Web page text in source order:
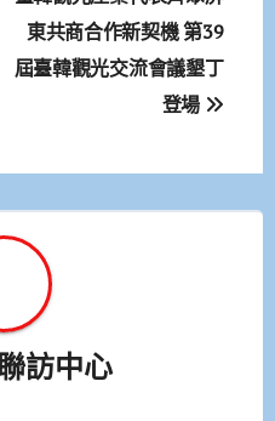
東共商合作新契機 第39
屆臺韓觀光交流會議墾丁
登場
訪中心